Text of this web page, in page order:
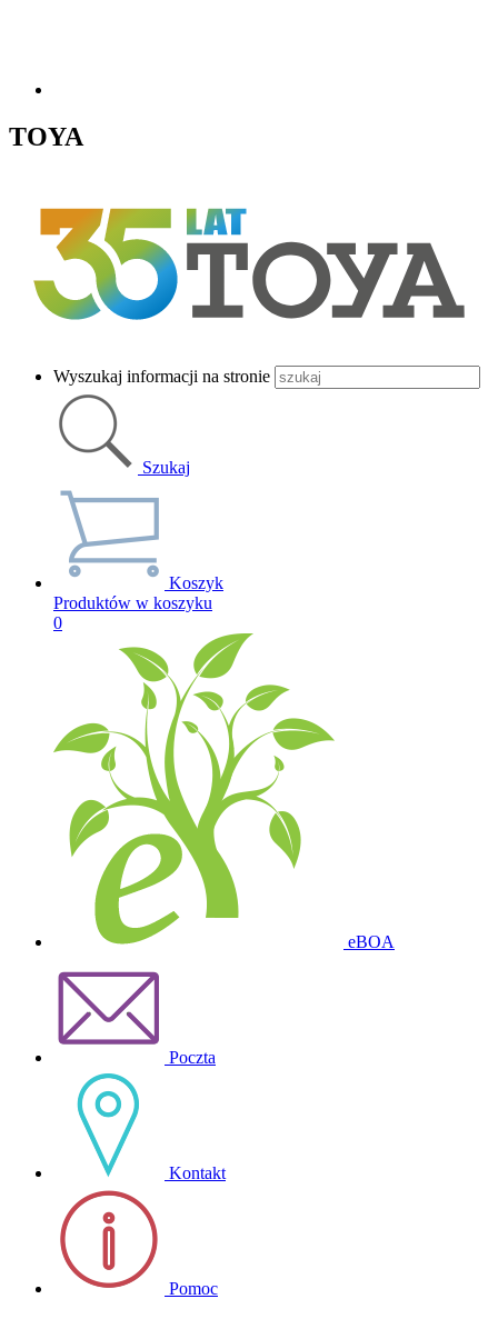
TOYA
Wyszukaj informacji na stronie
Szukaj
Koszyk
Produktów w koszyku
0
eBOA
Poczta
Kontakt
Pomoc